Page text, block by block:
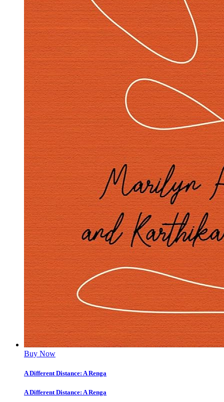
Buy Now
A Different Distance: A Renga
A Different Distance: A Renga